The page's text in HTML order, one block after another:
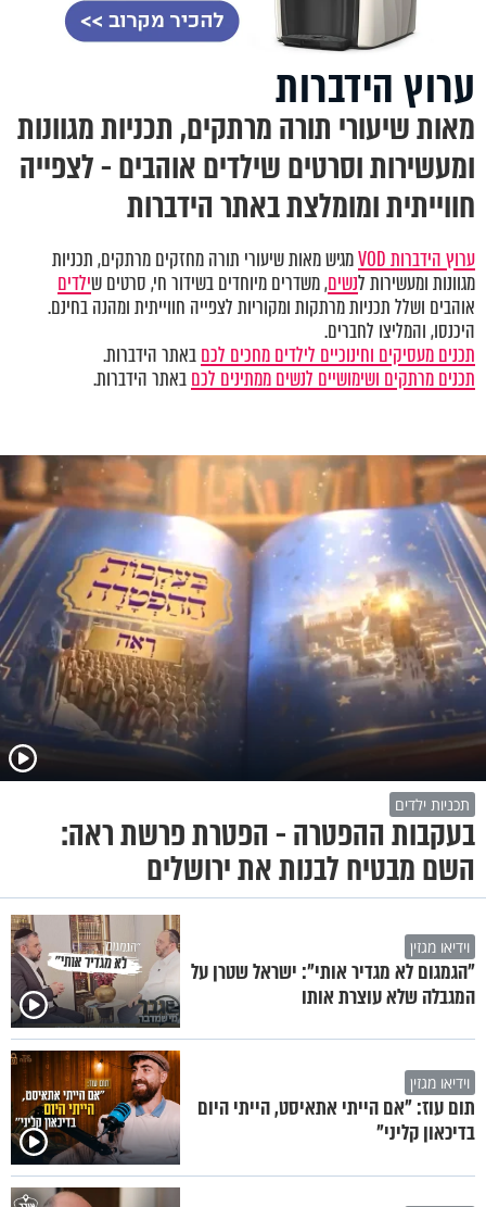
ערוץ הידברות
מאות שיעורי תורה מרתקים, תכניות מגוונות
ומעשירות וסרטים שילדים אוהבים - לצפייה
חווייתית ומומלצת באתר הידברות
ערוץ הידברות VOD
מגיש מאות שיעורי תורה מחזקים מרתקים, תכניות
מגוונות ומעשירות לנשים, משדרים מיוחדים בשידור חי, סרטים שילדים
אוהבים ושלל תכניות מרתקות ומקוריות לצפייה חווייתית ומהנה בחינם.
היכנסו, והמליצו לחברים.
תכנים מעסיקים וחינוכיים לילדים מחכים לכםבאתר הידברות.
תכנים מרתקים ושימושיים לנשים ממתינים לכםבאתר הידברות.
תכניות ילדים
בעקבות ההפטרה - הפטרת פרשת ראה:
השם מבטיח לבנות את ירושלים
וידיאו מגזין
"הגמגום לא מגדיר אותי": ישראל שטרן על
המגבלה שלא עוצרת אותו
וידיאו מגזין
תום עוז: "אם הייתי אתאיסט, הייתי היום
בדיכאון קליני"